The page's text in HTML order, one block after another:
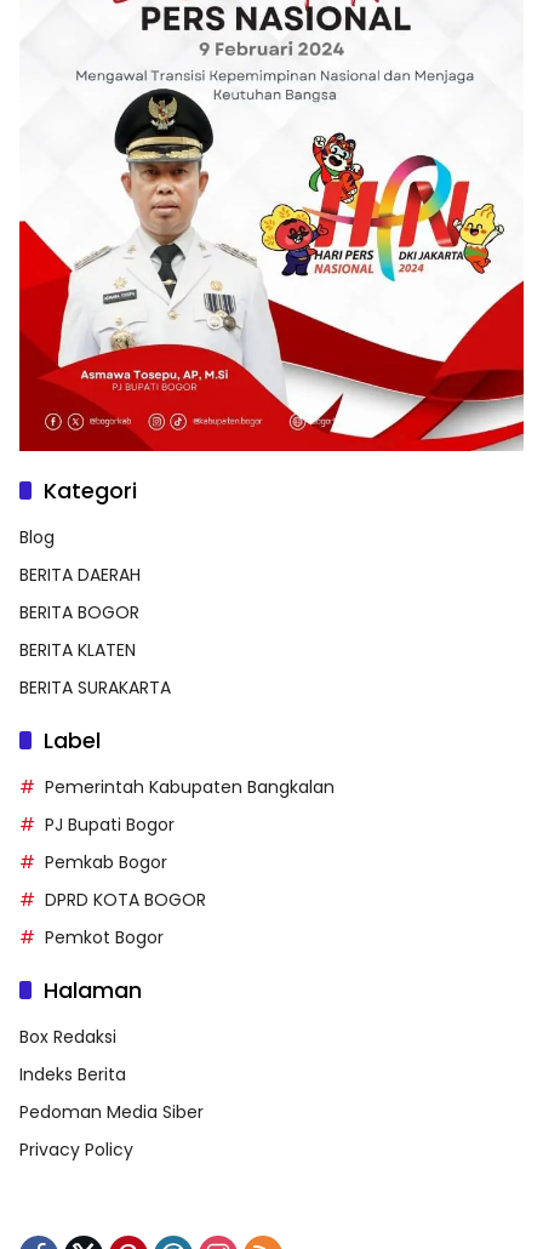
Kategori
Blog
BERITA DAERAH
BERITA BOGOR
BERITA KLATEN
BERITA SURAKARTA
Label
Pemerintah Kabupaten Bangkalan
PJ Bupati Bogor
Pemkab Bogor
DPRD KOTA BOGOR
Pemkot Bogor
Halaman
Box Redaksi
Indeks Berita
Pedoman Media Siber
Privacy Policy